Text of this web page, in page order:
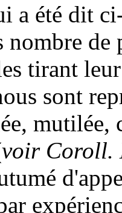
a été dit
nombre
tirant
sont
mutilée,
voir Coroll.